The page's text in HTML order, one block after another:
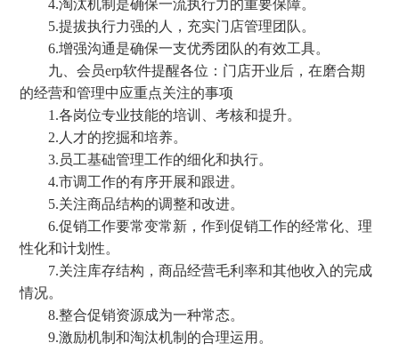
4.淘汰机制是确保一流执行力的重要保障。
5.提拔执行力强的人，充实门店管理团队。
6.增强沟通是确保一支优秀团队的有效工具。
九、会员erp软件提醒各位：门店开业后，在磨合期
的经营和管理中应重点关注的事项
1.各岗位专业技能的培训、考核和提升。
2.人才的挖掘和培养。
3.员工基础管理工作的细化和执行。
4.市调工作的有序开展和跟进。
5.关注商品结构的调整和改进。
6.促销工作要常变常新，作到促销工作的经常化、理
性化和计划性。
7.关注库存结构，商品经营毛利率和其他收入的完成
情况。
8.整合促销资源成为一种常态。
9.激励机制和淘汰机制的合理运用。